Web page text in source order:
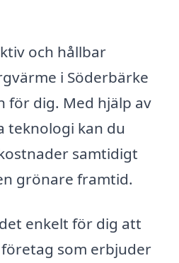
och hållbar
i Söderbärke
för dig. Med hjälp av
teknologi kan du
samtidigt
grönare framtid.
enkelt för dig att
som erbjuder